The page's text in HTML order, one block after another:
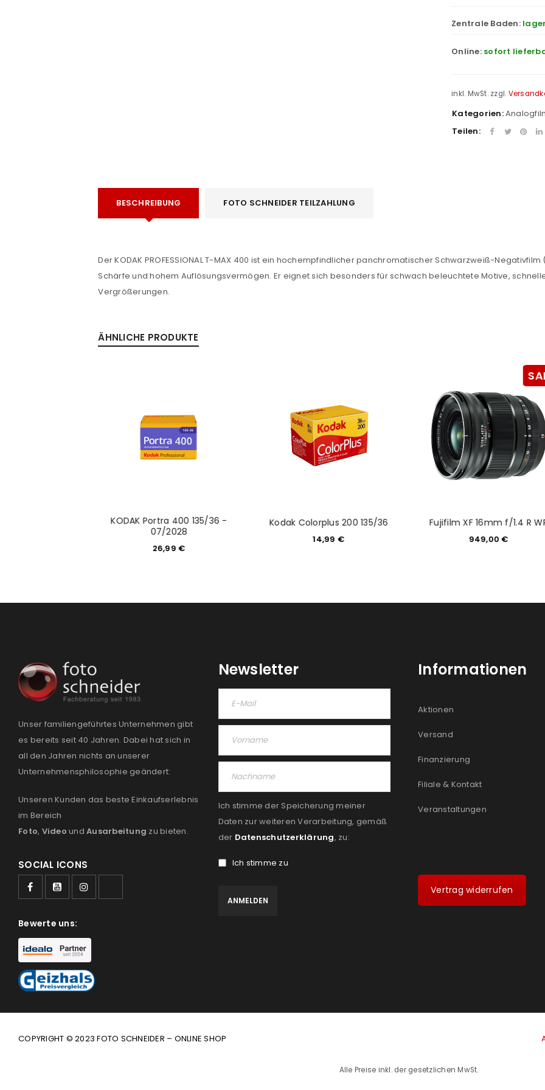
Benutzername oder E-Mail-Adresse
Passwort*
Ja, ich möchte ein
Datenschutzerklärung. *
REGISTRIEREN
Zentrale Baden:
Online: sofort
inkl. MwSt. zzgl.
Kategorien:
Teilen:
BESCHREIBUNG FOTO SCHNEIDER TEILZAHLUNG
Der KODAK PROFESSIONAL T-MAX 400 ist ein hochempfindlicher panchromatischer Schwarzweiß-
Schärfe und hohem Auflösungsvermögen. Er eignet sich besonders für schwach beleuchtete Motive,
Vergrößerungen.
ÄHNLICHE PRODUKTE
KODAK Portra 400 135/36 -
07/2028
26,99 €
Kodak Colorplus 200 135/36
14,99 €
Fujifilm XF 16mm f/1.4 R
949,00€
Unser familiengeführtes Unternehmen gibt
es bereits seit 40 Jahren. Dabei hat sich in
all den Jahren nichts an unserer
Unternehmensphilosophie geändert:
Unseren Kunden das beste Einkaufserlebnis
im Bereich
Foto, Video und Ausarbeitung zu bieten.
SOCIAL ICONS
Bewerte uns:
Newsletter
Ich stimme der Speicherung meiner
Daten zur weiteren Verarbeitung, gemäß
der Datenschutzerklärung, zu:
Ich stimme zu
Informationen
Aktionen
Versand
Finanzierung
Filiale & Kontakt
Veranstaltungen
Vertrag widerrufen
COPYRIGHT © 2023 FOTO SCHNEIDER – ONLINE SHOP
Alle Preise inkl. der gesetzlichen MwSt.